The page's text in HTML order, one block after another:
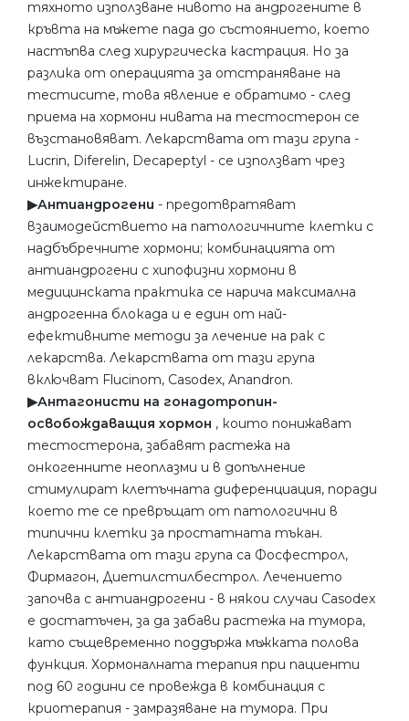
тяхното използване нивото на андрогените в
кръвта на мъжете пада до състоянието, което
настъпва след хирургическа кастрация. Но за
разлика от операцията за отстраняване на
тестисите, това явление е обратимо - след
приема на хормони нивата на тестостерон се
възстановяват. Лекарствата от тази група -
Lucrin, Diferelin, Decapeptyl - се използват чрез
инжектиране.
▶︎Антиандрогени - предотвратяват
взаимодействието на патологичните клетки с
надбъбречните хормони; комбинацията от
антиандрогени с хипофизни хормони в
медицинската практика се нарича максимална
андрогенна блокада и е един от най-
ефективните методи за лечение на рак с
лекарства. Лекарствата от тази група
включват Flucinom, Casodex, Anandron.
▶︎Антагонисти на гонадотропин-
освобождаващия хормон , които понижават
тестостерона, забавят растежа на
онкогенните неоплазми и в допълнение
стимулират клетъчната диференциация, поради
което те се превръщат от патологични в
типични клетки за простатната тъкан.
Лекарствата от тази група са Фосфестрол,
Фирмагон, Диетилстилбестрол. Лечението
започва с антиандрогени - в някои случаи Casodex
е достатъчен, за да забави растежа на тумора,
като същевременно поддържа мъжката полова
функция. Хормоналната терапия при пациенти
под 60 години се провежда в комбинация с
криотерапия - замразяване на тумора. При